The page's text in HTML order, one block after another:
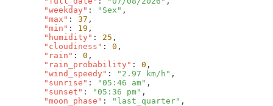
        "weekday"
: "Sex"
        "max"
: 37
        "min"
: 19
        "humidity"
: 25
        "cloudiness"
: 0
        "rain"
: 0
        "rain_probability"
: 0
        "wind_speedy"
: "2.97 km/h"
        "sunrise"
: "05:46 am"
        "sunset"
: "05:36 pm"
        "moon_phase"
: "last_quarter"